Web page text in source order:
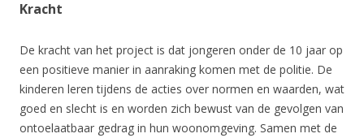
Kracht
De kracht van het project is dat jongeren onder de 10 jaar op
een positieve manier in aanraking komen met de politie. De
kinderen leren tijdens de acties over normen en waarden, wat
goed en slecht is en worden zich bewust van de gevolgen van
ontoelaatbaar gedrag in hun woonomgeving. Samen met de